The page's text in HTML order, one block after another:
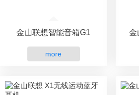
金山联想智能音箱G1
more
金